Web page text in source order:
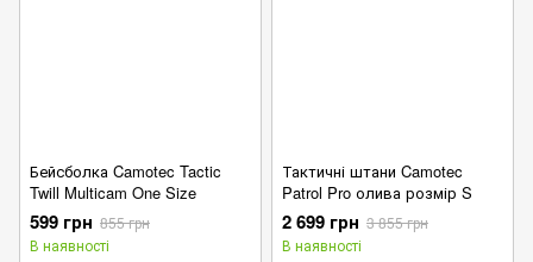
Бейсболка Camotec Tactic
Twill Multicam One Size
599 грн 855 грн
В наявності
Тактичні штани Camotec
Patrol Pro олива розмір S
2 699 грн 3 855 грн
В наявності